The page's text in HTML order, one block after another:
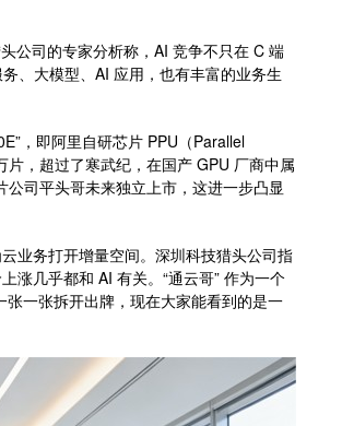
公司的专家分析称，AI 竞争不只在 C 端
、大模型、AI 应用，也有丰富的业务生
，即阿里自研芯片 PPU（Parallel
，超过了寒武纪，在国产 GPU 厂商中属
司平头哥未来独立上市，这进一步凸显
业务打开增量空间。深圳科技猎头公司指
涨几乎都和 AI 有关。“通云哥” 作为一个
一张拆开出牌，现在大家能看到的是一